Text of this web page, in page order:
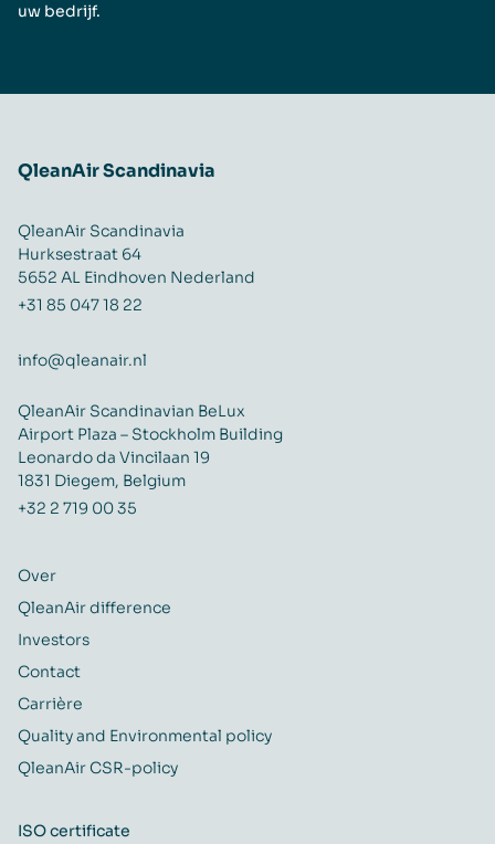
uw bedrijf.
QleanAir Scandinavia
QleanAir Scandinavia
Hurksestraat 64
5652 AL Eindhoven Nederland
+31 85 047 18 22
info@qleanair.nl
QleanAir Scandinavian BeLux
Airport Plaza – Stockholm Building
Leonardo da Vincilaan 19
1831 Diegem, Belgium
+32 2 719 00 35
Over
QleanAir difference
Investors
Contact
Carrière
Quality and Environmental policy
QleanAir CSR-policy
ISO certificate